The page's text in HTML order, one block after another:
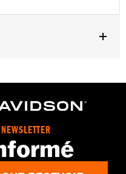
– Rendez-vous sur